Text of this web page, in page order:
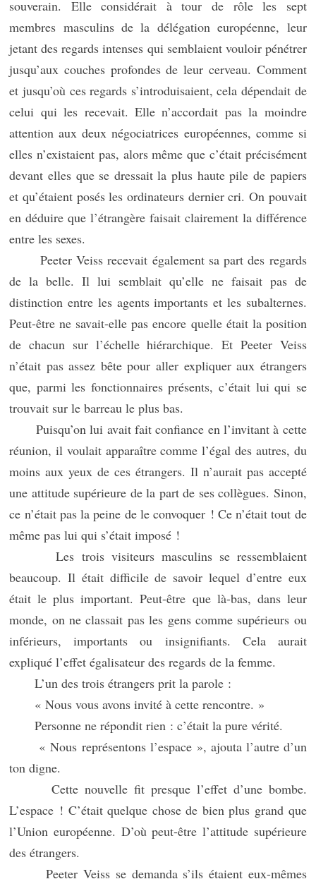
souverain. Elle considérait à tour de rôle les sept
membres masculins de la délégation européenne, leur
jetant des regards intenses qui semblaient vouloir pénétrer
jusqu’aux couches profondes de leur cerveau. Comment
et jusqu’où ces regards s’introduisaient, cela dépendait de
celui qui les recevait. Elle n’accordait pas la moindre
attention aux deux négociatrices européennes, comme si
elles n’existaient pas, alors même que c’était précisément
devant elles que se dressait la plus haute pile de papiers
et qu’étaient posés les ordinateurs dernier cri. On pouvait
en déduire que l’étrangère faisait clairement la différence
entre les sexes.
Peeter Veiss recevait également sa part des regards
de la belle. Il lui semblait qu’elle ne faisait pas de
distinction entre les agents importants et les subalternes.
Peut-être ne savait-elle pas encore quelle était la position
de chacun sur l’échelle hiérarchique. Et Peeter Veiss
n’était pas assez bête pour aller expliquer aux étrangers
que, parmi les fonctionnaires présents, c’était lui qui se
trouvait sur le barreau le plus bas.
Puisqu’on lui avait fait confiance en l’invitant à cette
réunion, il voulait apparaître comme l’égal des autres, du
moins aux yeux de ces étrangers. Il n’aurait pas accepté
une attitude supérieure de la part de ses collègues. Sinon,
ce n’était pas la peine de le convoquer ! Ce n’était tout de
même pas lui qui s’était imposé !
Les trois visiteurs masculins se ressemblaient
beaucoup. Il était difficile de savoir lequel d’entre eux
était le plus important. Peut-être que là-bas, dans leur
monde, on ne classait pas les gens comme supérieurs ou
inférieurs, importants ou insignifiants. Cela aurait
expliqué l’effet égalisateur des regards de la femme.
L’un des trois étrangers prit la parole :
« Nous vous avons invité à cette rencontre. »
Personne ne répondit rien : c’était la pure vérité.
« Nous représentons l’espace », ajouta l’autre d’un
ton digne.
Cette nouvelle fit presque l’effet d’une bombe.
L’espace ! C’était quelque chose de bien plus grand que
l’Union européenne. D’où peut-être l’attitude supérieure
des étrangers.
Peeter Veiss se demanda s’ils étaient eux-mêmes